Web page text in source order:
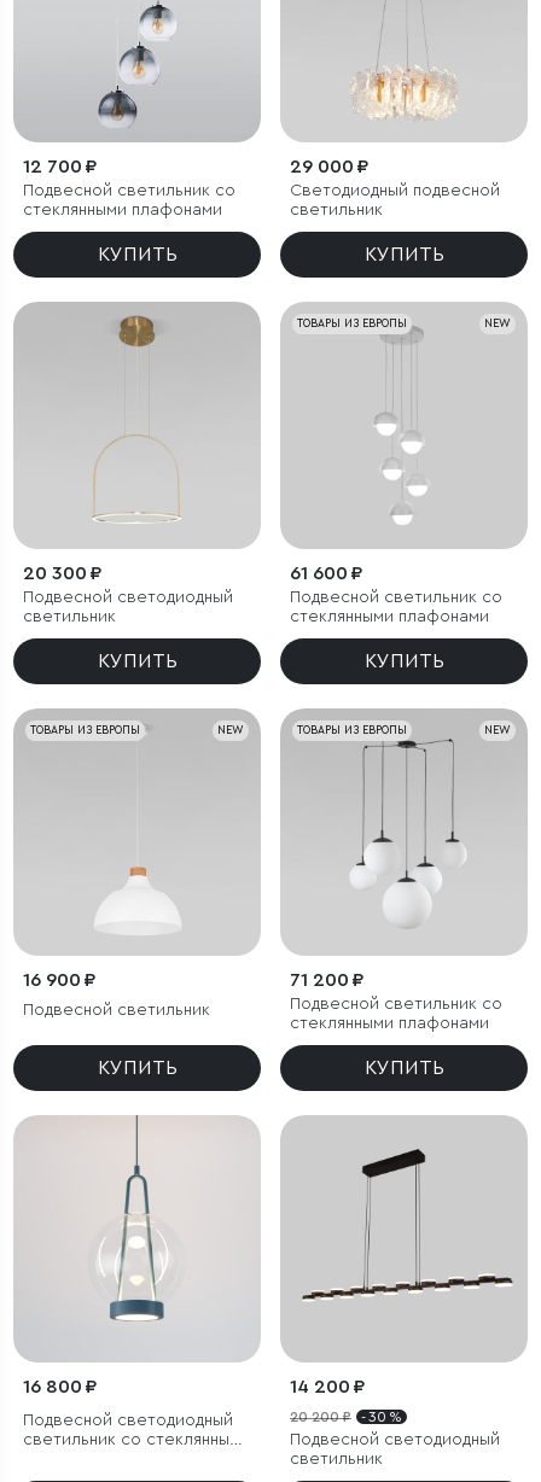
12 700 ₽
Подвесной светильник со
стеклянными плафонами
КУПИТЬ
29 000 ₽
Светодиодный подвесной
светильник
КУПИТЬ
20 300 ₽
Подвесной светодиодный
светильник
КУПИТЬ
NEW
ТОВАРЫ ИЗ ЕВРОПЫ
61 600 ₽
Подвесной светильник со
стеклянными плафонами
КУПИТЬ
NEW
ТОВАРЫ ИЗ ЕВРОПЫ
16 900 ₽
Подвесной светильник
КУПИТЬ
NEW
ТОВАРЫ ИЗ ЕВРОПЫ
71 200 ₽
Подвесной светильник со
стеклянными плафонами
КУПИТЬ
16 800 ₽
Подвесной светодиодный
светильник со стеклянным
14 200 ₽
20 200 ₽ - 30 %
Подвесной светодиодный
светильник